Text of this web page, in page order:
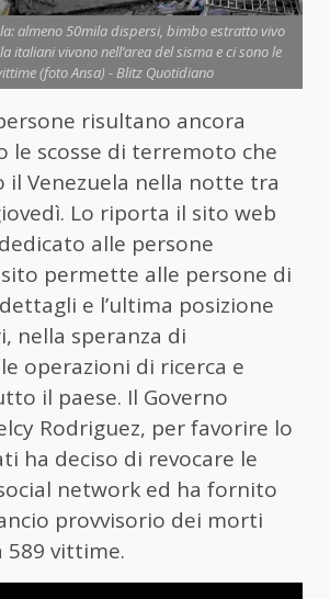
almeno 50mila dispersi, bimbo estratto vivo
italiani vivono nell’area del sisma e ci sono le
(foto Ansa) - Blitz Quotidiano
risultano ancora
le scosse di terremoto che
il Venezuela nella notte tra
Lo riporta il sito web
alle persone
permette alle persone di
e l’ultima posizione
nella speranza di
operazioni di ricerca e
il paese. Il Governo
Rodriguez, per favorire lo
ha deciso di revocare le
network ed ha fornito
provvisorio dei morti
589 vittime.